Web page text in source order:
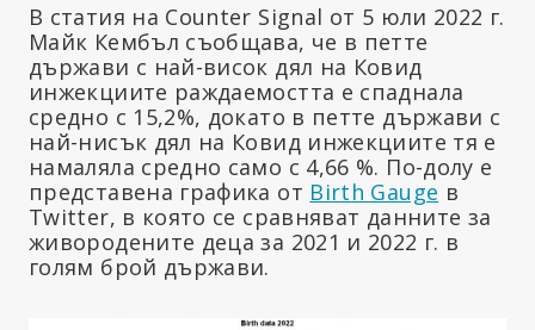
В статия на Counter Signal от 5 юли 2022 г.
Майк Кембъл съобщава, че в петте
държави с най-висок дял на Ковид
инжекциите раждаемостта е спаднала
средно с 15,2%, докато в петте държави с
най-нисък дял на Ковид инжекциите тя е
намаляла средно само с 4,66 %. По-долу е
представена графика от Birth Gauge в
Twitter, в която се сравняват данните за
живородените деца за 2021 и 2022 г. в
голям брой държави.